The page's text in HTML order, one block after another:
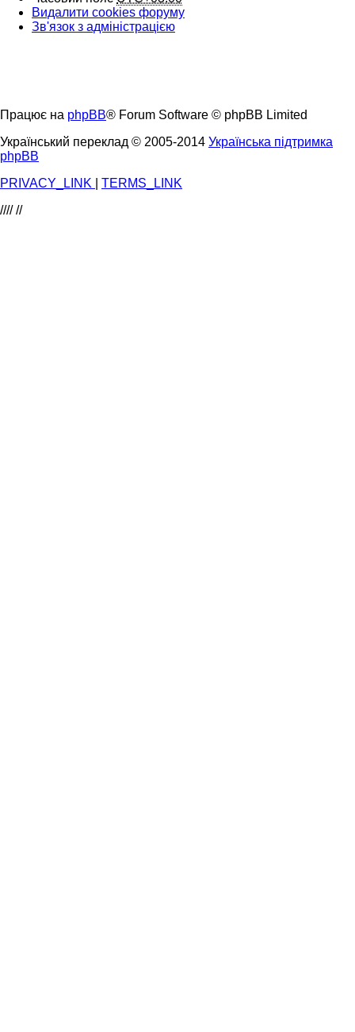
Видалити cookies форуму
Зв'язок з адміністрацією
Працює на phpBB® Forum Software © phpBB Limited
Український переклад © 2005-2014 Українська підтримка
phpBB
PRIVACY_LINK
TERMS_LINK
//////